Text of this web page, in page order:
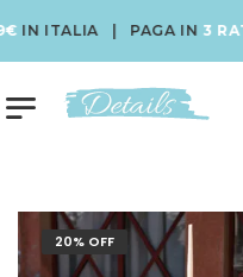
ITALIA | PAGA IN3 RATE
20% OFF